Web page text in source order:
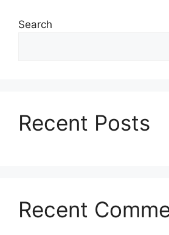
Search
Recent Posts
Recent